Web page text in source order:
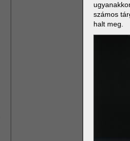
számos
halt meg.